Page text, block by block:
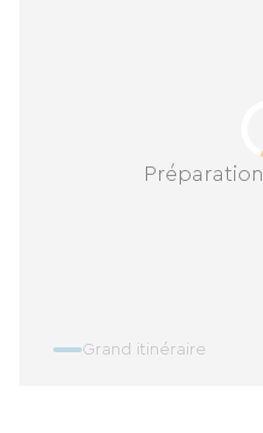
Grand itinéraire